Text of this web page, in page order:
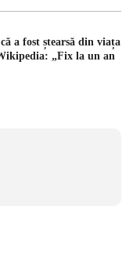
a fost ștearsă din viața
„Fix la un an